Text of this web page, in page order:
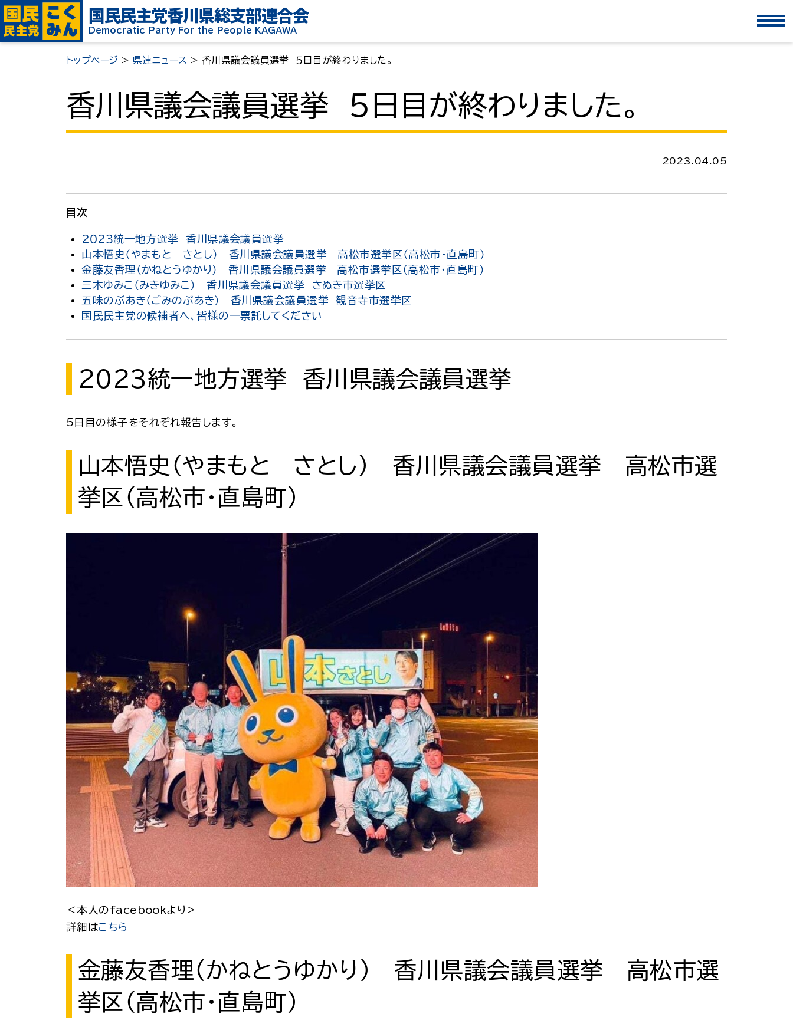
国民民主党香川県総支部連合会
Democratic Party For the People KAGAWA
トップページ > 県連ニュース > 香川県議会議員選挙 ５日目が終わりました。
香川県議会議員選挙 ５日目が終わりました。
2023.04.05
目次
２０２３統一地方選挙 香川県議会議員選挙
山本悟史（やまもと さとし） 香川県議会議員選挙 高松市選挙区（高松市・直島町）
金藤友香理（かねとうゆかり） 香川県議会議員選挙 高松市選挙区（高松市・直島町）
三木ゆみこ（みきゆみこ） 香川県議会議員選挙 さぬき市選挙区
五味のぶあき（ごみのぶあき） 香川県議会議員選挙 観音寺市選挙区
国民民主党の候補者へ、皆様の一票託してください
２０２３統一地方選挙 香川県議会議員選挙
5日目の様子をそれぞれ報告します。
山本悟史（やまもと さとし） 香川県議会議員選挙 高松市選
挙区（高松市・直島町）
＜本人のfacebookより＞
詳細はこちら
金藤友香理（かねとうゆかり） 香川県議会議員選挙 高松市選
挙区（高松市・直島町）